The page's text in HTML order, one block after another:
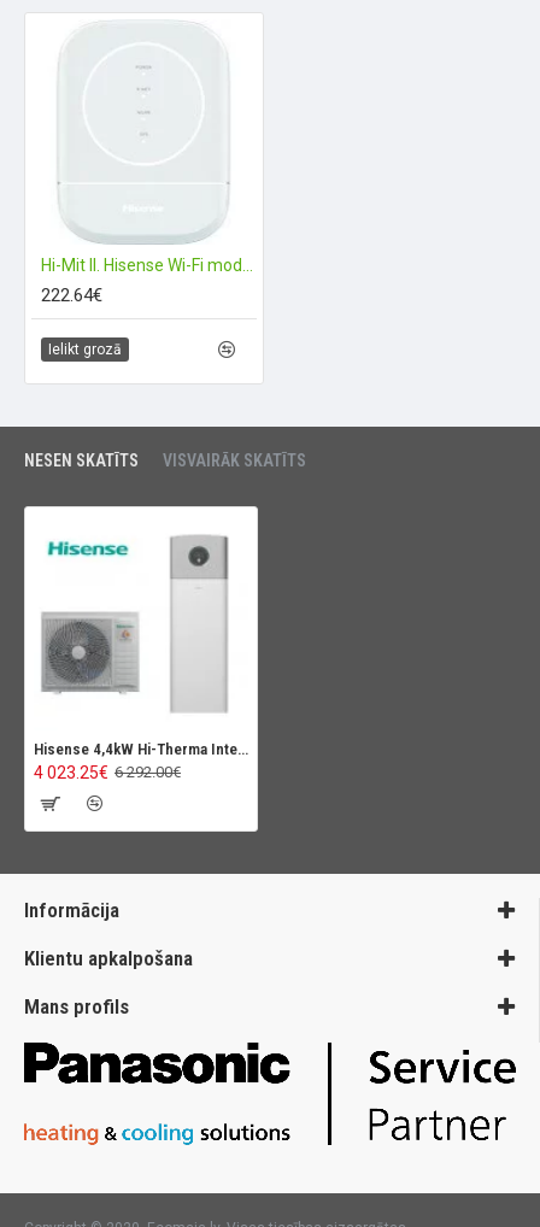
222.64€
Ielikt grozā
NESEN SKATĪTS VISVAIRĀK SKATĪTS
Hisense 4,4kW Hi-Therma Integra Combi
4 023.25€ 6 292.00€
Informācija
Klientu apkalpošana
Mans profils